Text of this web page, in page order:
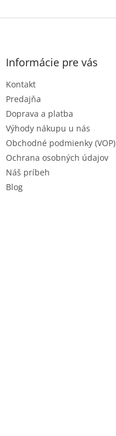
Z
Informácie pre vás
Kontakt
Predajňa
Doprava a platba
Výhody nákupu u nás
Obchodné podmienky (VOP)
Ochrana osobných údajov
Náš príbeh
Blog